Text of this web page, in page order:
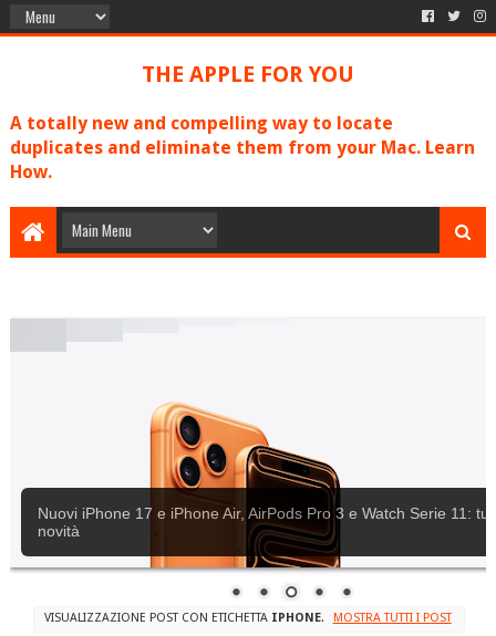
THE APPLE FOR YOU
A totally new and compelling way to locate
duplicates and eliminate them from your Mac. Learn
How.
Apple rilascia iOS 18.6.2
VISUALIZZAZIONE POST CON ETICHETTA IPHONE. MOSTRA TUTTI I POST